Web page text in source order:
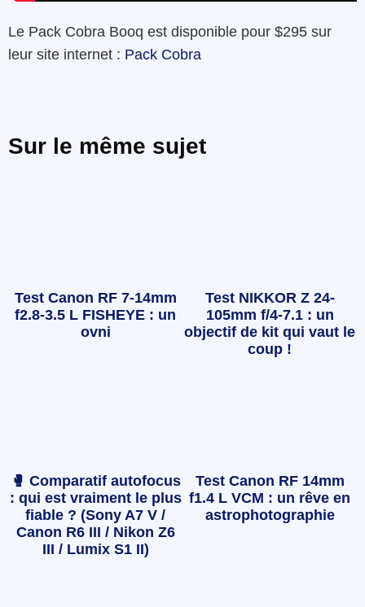
Le Pack Cobra Booq est disponible pour $295 sur
leur site internet : Pack Cobra
Sur le même sujet
Test Canon RF 7-14mm
f2.8-3.5 L FISHEYE : un
ovni
Test NIKKOR Z 24-
105mm f/4-7.1 : un
objectif de kit qui vaut le
coup !
🥊 Comparatif autofocus
: qui est vraiment le plus
fiable ? (Sony A7 V /
Canon R6 III / Nikon Z6
III / Lumix S1 II)
Test Canon RF 14mm
f1.4 L VCM : un rêve en
astrophotographie